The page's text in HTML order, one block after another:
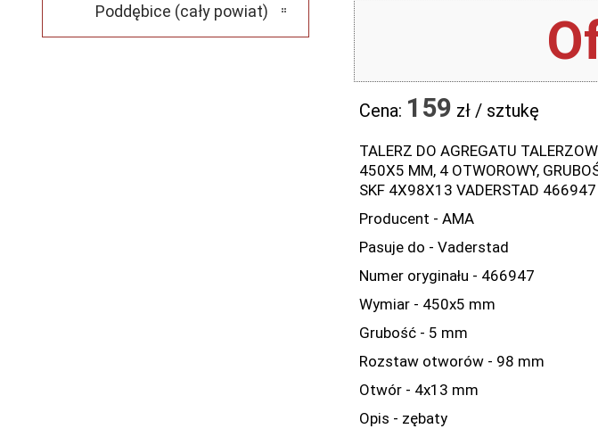
Cena: 159 zł / sztukę
TALERZ DO AGREGATU
450X5 MM, 4 OTWOROWY,
SKF 4X98X13 VADERSTAD
Producent - AMA
Pasuje do - Vaderstad
Numer oryginału - 466947
Wymiar - 450x5 mm
Grubość - 5 mm
Rozstaw otworów - 98 mm
Otwór - 4x13 mm
Opis - zębaty
Poddębice (cały powiat)